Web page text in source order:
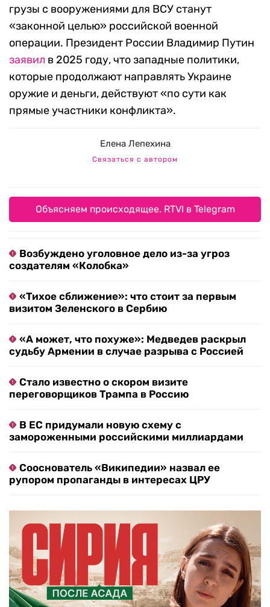
грузы с вооружениями для ВСУ станут
«законной целью» российской военной
операции. Президент России Владимир Путин
заявил в 2025 году, что западные политики,
которые продолжают направлять Украине
оружие и деньги, действуют «по сути как
прямые участники конфликта».
Елена Лепехина
Связаться с автором
Объясняем происходящее. RTVI в Telegram
Возбуждено уголовное дело из-за угроз
создателям «Колобка»
«Тихое сближение»: что стоит за первым
визитом Зеленского в Сербию
«А может, что похуже»: Медведев раскрыл
судьбу Армении в случае разрыва с Россией
Стало известно о скором визите
переговорщиков Трампа в Россию
В ЕС придумали новую схему с
замороженными российскими миллиардами
Сооснователь «Википедии» назвал ее
рупором пропаганды в интересах ЦРУ